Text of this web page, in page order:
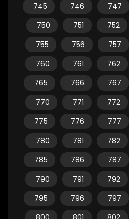
745
746 747
750
751 752
755
756 757
760
761 762
765
766 767
770
771 772
775
776 777
780
781 782
785
786 787
790
791 792
795
796 797